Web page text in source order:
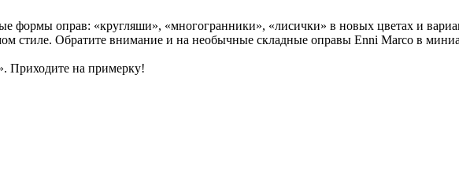
формы оправ: «кругляши», «многогранники», «лисички» в новых цветах и
стиле. Обратите внимание и на необычные складные оправы Enni Marco в
Приходите на примерку!